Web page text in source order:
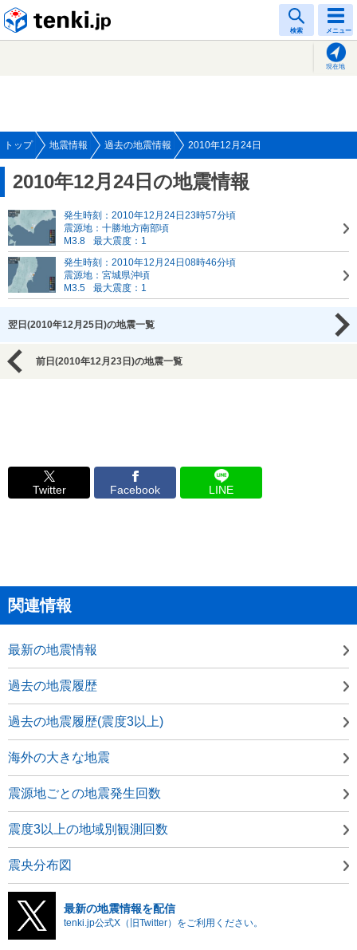
検索 メニュー
現在地
トップ 地震情報 過去の地震情報 2010年12月24日
2010年12月24日の地震情報
発生時刻：2010年12月24日23時57分頃
震源地：十勝地方南部頃
M3.8
最大震度：1
発生時刻：2010年12月24日08時46分頃
震源地：宮城県沖頃
M3.5
最大震度：1
翌日(2010年12月25日)の地震一覧
前日(2010年12月23日)の地震一覧
Twitter Facebook LINE
関連情報
最新の地震情報
過去の地震履歴
過去の地震履歴(震度3以上)
海外の大きな地震
震源地ごとの地震発生回数
震度3以上の地域別観測回数
震央分布図
最新の地震情報を配信
tenki.jp公式X（旧Twitter）をご利用ください。